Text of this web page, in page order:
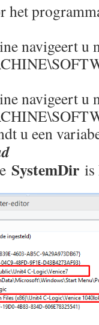
het
navigeert u
navigeert u
u een
SystemDir